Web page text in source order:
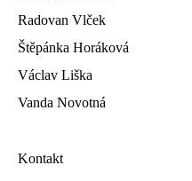
Radovan Vlček
Štěpánka Horáková
Václav Liška
Vanda Novotná
Kontakt